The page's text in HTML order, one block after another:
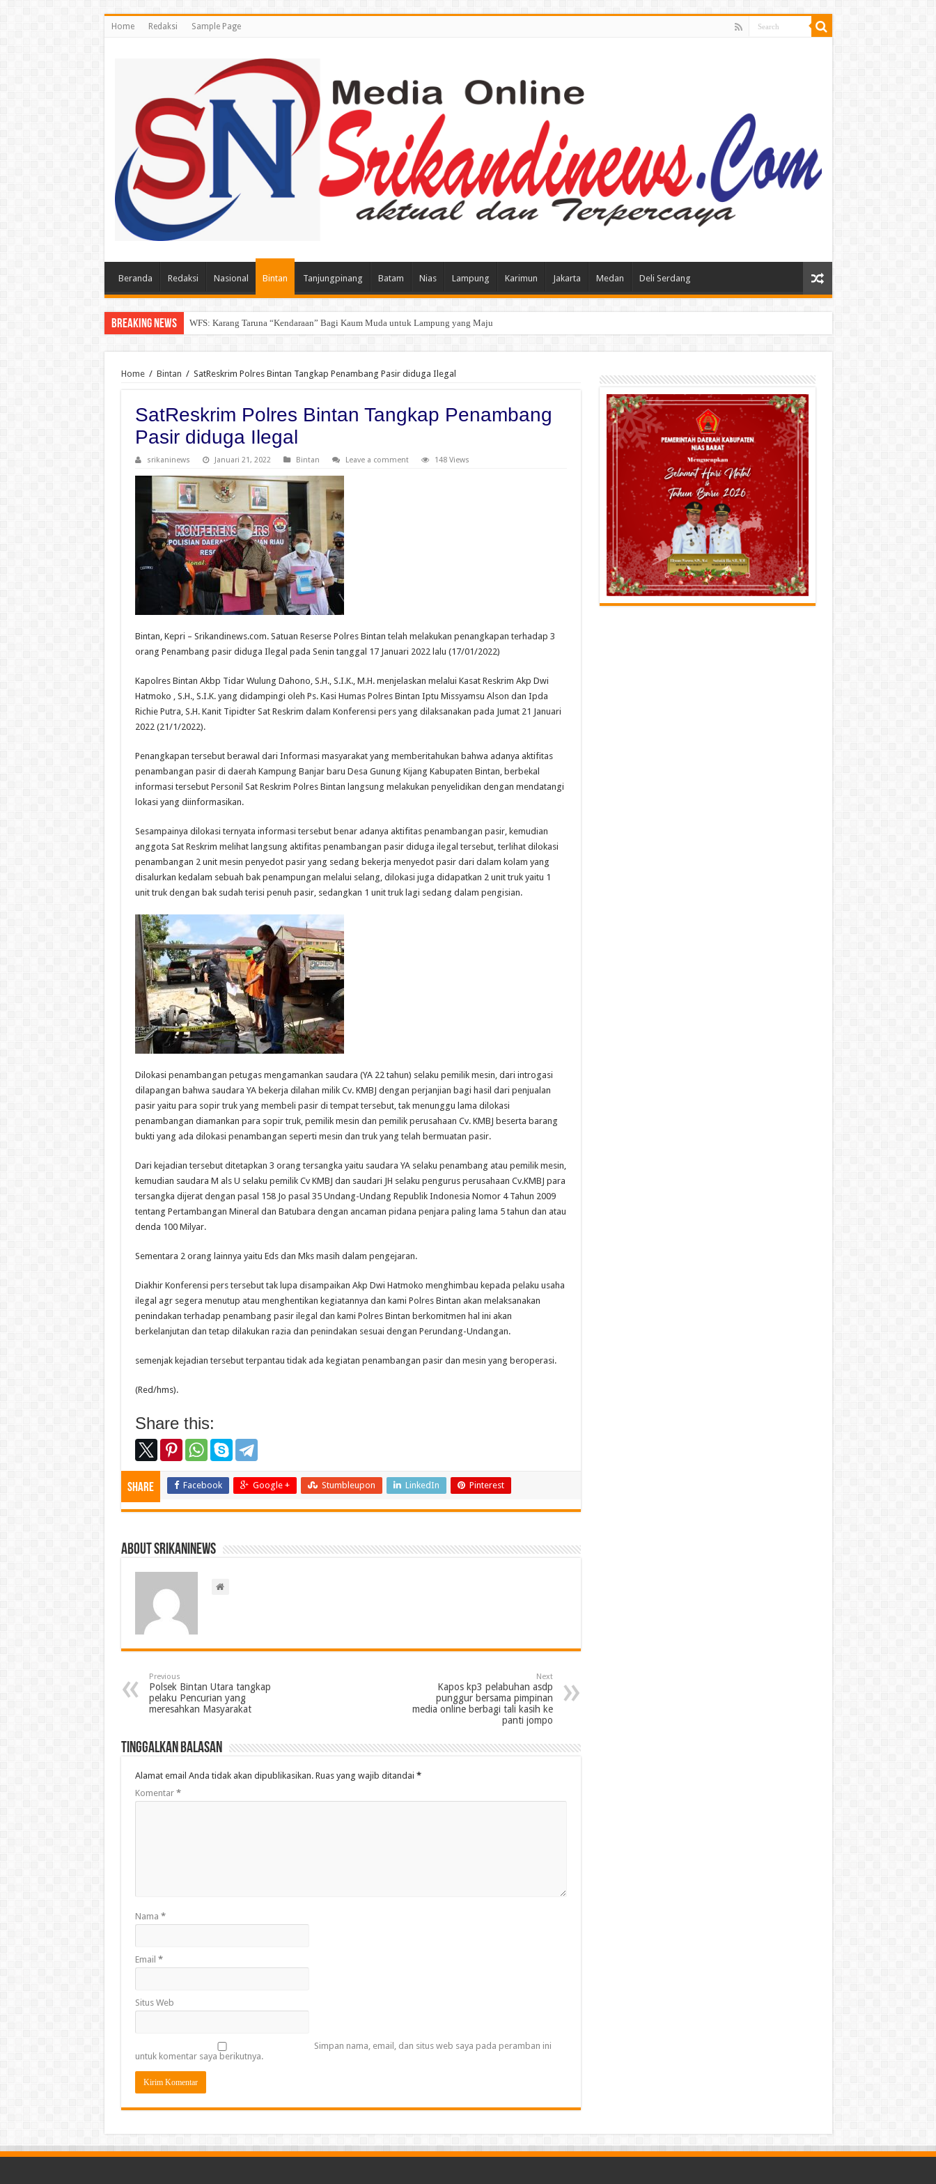
Home Redaksi Sample Page
Beranda Redaksi Nasional Bintan Tanjungpinang Batam Nias Lampung Karimun Jakarta Medan Deli Serdang
Breaking News WFS: Karang Taruna “Kendaraan” Bagi Kaum Muda untuk Lampung yang Maju
DPD For- WIN Lampung Selatan: Selamat kepada 12 Pejabat JPTP Lampung Selatan
Home / Bintan / SatReskrim Polres Bintan Tangkap Penambang Pasir diduga Ilegal
SatReskrim Polres Bintan Tangkap Penambang
Pasir diduga Ilegal
srikaninews Januari 21, 2022 Bintan Leave a comment 148 Views
Bintan, Kepri – Srikandinews.com. Satuan Reserse Polres Bintan telah melakukan penangkapan terhadap 3
orang Penambang pasir diduga Ilegal pada Senin tanggal 17 Januari 2022 lalu (17/01/2022)
Kapolres Bintan Akbp Tidar Wulung Dahono, S.H., S.I.K., M.H. menjelaskan melalui Kasat Reskrim Akp Dwi
Hatmoko , S.H., S.I.K. yang didampingi oleh Ps. Kasi Humas Polres Bintan Iptu Missyamsu Alson dan Ipda
Richie Putra, S.H. Kanit Tipidter Sat Reskrim dalam Konferensi pers yang dilaksanakan pada Jumat 21 Januari
2022 (21/1/2022).
Penangkapan tersebut berawal dari Informasi masyarakat yang memberitahukan bahwa adanya aktifitas
penambangan pasir di daerah Kampung Banjar baru Desa Gunung Kijang Kabupaten Bintan, berbekal
informasi tersebut Personil Sat Reskrim Polres Bintan langsung melakukan penyelidikan dengan mendatangi
lokasi yang diinformasikan.
Sesampainya dilokasi ternyata informasi tersebut benar adanya aktifitas penambangan pasir, kemudian
anggota Sat Reskrim melihat langsung aktifitas penambangan pasir diduga ilegal tersebut, terlihat dilokasi
penambangan 2 unit mesin penyedot pasir yang sedang bekerja menyedot pasir dari dalam kolam yang
disalurkan kedalam sebuah bak penampungan melalui selang, dilokasi juga didapatkan 2 unit truk yaitu 1
unit truk dengan bak sudah terisi penuh pasir, sedangkan 1 unit truk lagi sedang dalam pengisian.
Dilokasi penambangan petugas mengamankan saudara (YA 22 tahun) selaku pemilik mesin, dari introgasi
dilapangan bahwa saudara YA bekerja dilahan milik Cv. KMBJ dengan perjanjian bagi hasil dari penjualan
pasir yaitu para sopir truk yang membeli pasir di tempat tersebut, tak menunggu lama dilokasi
penambangan diamankan para sopir truk, pemilik mesin dan pemilik perusahaan Cv. KMBJ beserta barang
bukti yang ada dilokasi penambangan seperti mesin dan truk yang telah bermuatan pasir.
Dari kejadian tersebut ditetapkan 3 orang tersangka yaitu saudara YA selaku penambang atau pemilik mesin,
kemudian saudara M als U selaku pemilik Cv KMBJ dan saudari JH selaku pengurus perusahaan Cv.KMBJ para
tersangka dijerat dengan pasal 158 Jo pasal 35 Undang-Undang Republik Indonesia Nomor 4 Tahun 2009
tentang Pertambangan Mineral dan Batubara dengan ancaman pidana penjara paling lama 5 tahun dan atau
denda 100 Milyar.
Sementara 2 orang lainnya yaitu Eds dan Mks masih dalam pengejaran.
Diakhir Konferensi pers tersebut tak lupa disampaikan Akp Dwi Hatmoko menghimbau kepada pelaku usaha
ilegal agr segera menutup atau menghentikan kegiatannya dan kami Polres Bintan akan melaksanakan
penindakan terhadap penambang pasir ilegal dan kami Polres Bintan berkomitmen hal ini akan
berkelanjutan dan tetap dilakukan razia dan penindakan sesuai dengan Perundang-Undangan.
semenjak kejadian tersebut terpantau tidak ada kegiatan penambangan pasir dan mesin yang beroperasi.
(Red/hms).
Share this:
Share Facebook Google + Stumbleupon LinkedIn Pinterest
About srikaninews
Previous
Polsek Bintan Utara tangkap
pelaku Pencurian yang
meresahkan Masyarakat
Next
Kapos kp3 pelabuhan asdp
punggur bersama pimpinan
media online berbagi tali kasih ke
panti jompo
Tinggalkan Balasan
Alamat email Anda tidak akan dipublikasikan. Ruas yang wajib ditandai *
Komentar *
Nama *
Email *
Situs Web
Simpan nama, email, dan situs web saya pada peramban ini
untuk komentar saya berikutnya.